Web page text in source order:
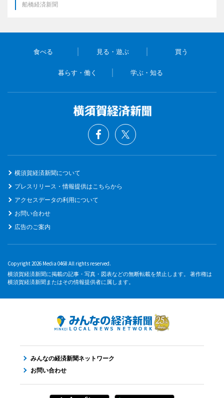
船橋経済新聞
食べる 見る・遊ぶ 買う
暮らす・働く 学ぶ・知る
横須賀経済新聞について
プレスリリース・情報提供はこちらから
アクセスデータの利用について
お問い合わせ
広告のご案内
Copyright 2026 Media 0468 All rights reserved.
横須賀経済新聞に掲載の記事・写真・図表などの無断転載を禁止します。 著作権は
横須賀経済新聞またはその情報提供者に属します。
みんなの経済新聞ネットワーク
お問い合わせ